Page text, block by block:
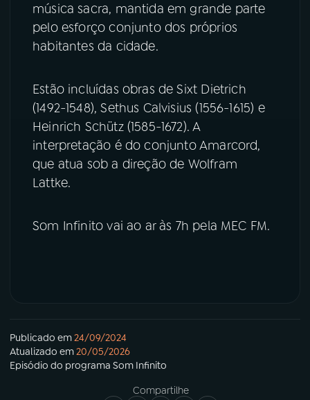
TikTok
música sacra, mantida em grande parte
pelo esforço conjunto dos próprios
habitantes da cidade.
Estão incluídas obras de Sixt Dietrich
(1492-1548), Sethus Calvisius (1556-1615) e
Heinrich Schütz (1585-1672). A
interpretação é do conjunto Amarcord,
que atua sob a direção de Wolfram
Lattke.
Som Infinito vai ao ar às 7h pela MEC FM.
Publicado em24/09/2024
Atualizado em20/05/2026
Episódio do programa Som Infinito
Compartilhe